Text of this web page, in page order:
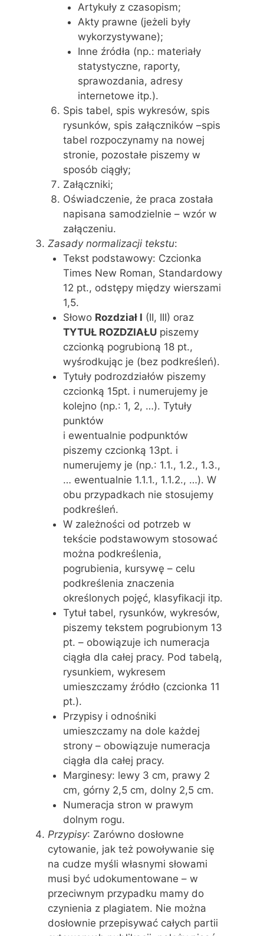
Artykuły z czasopism;
Akty prawne (jeżeli były
wykorzystywane);
Inne źródła (np.: materiały
statystyczne, raporty,
sprawozdania, adresy
internetowe itp.).
Spis tabel, spis wykresów, spis
rysunków, spis załączników –spis
tabel rozpoczynamy na nowej
stronie, pozostałe piszemy w
sposób ciągły;
Załączniki;
Oświadczenie, że praca została
napisana samodzielnie – wzór w
załączeniu.
Zasady normalizacji tekstu:
Tekst podstawowy: Czcionka
Times New Roman, Standardowy
12 pt., odstępy między wierszami
1,5.
Słowo Rozdział I (II, III) oraz
TYTUŁ ROZDZIAŁUpiszemy
czcionką pogrubioną 18 pt.,
wyśrodkując je (bez podkreśleń).
Tytuły podrozdziałów piszemy
czcionką 15pt. i numerujemy je
kolejno (np.: 1, 2, …). Tytuły
punktów
i ewentualnie podpunktów
piszemy czcionką 13pt. i
numerujemy je (np.: 1.1., 1.2., 1.3.,
… ewentualnie 1.1.1., 1.1.2., …). W
obu przypadkach nie stosujemy
podkreśleń.
W zależności od potrzeb w
tekście podstawowym stosować
można podkreślenia,
pogrubienia, kursywę – celu
podkreślenia znaczenia
określonych pojęć, klasyfikacji itp.
Tytuł tabel, rysunków, wykresów,
piszemy tekstem pogrubionym 13
pt. – obowiązuje ich numeracja
ciągła dla całej pracy. Pod tabelą,
rysunkiem, wykresem
umieszczamy źródło (czcionka 11
pt.).
Przypisy i odnośniki
umieszczamy na dole każdej
strony – obowiązuje numeracja
ciągła dla całej pracy.
Marginesy: lewy 3 cm, prawy 2
cm, górny 2,5 cm, dolny 2,5 cm.
Numeracja stron w prawym
dolnym rogu.
Przypisy: Zarówno dosłowne
cytowanie, jak też powoływanie się
na cudze myśli własnymi słowami
musi być udokumentowane – w
przeciwnym przypadku mamy do
czynienia z plagiatem. Nie można
dosłownie przepisywać całych partii